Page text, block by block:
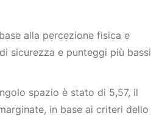
alla percezione fisica e
sicurezza e punteggi più bassi
spazio è stato di 5,57, il
in base ai criteri dello